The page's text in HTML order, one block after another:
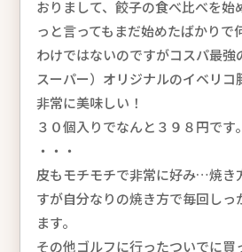
おりまして、餃子の食べ比べを始
っと言ってもまだ始めたばかりで
わけではないのですがコスパ最強
スーパー）オリジナルのイベリ
非常に美味しい！
３０個入りでなんと３９８円で
・・・
皮もモチモチで非常に好み…焼き
すが自分なりの焼き方で毎回しっ
ます。
その他ゴルフに行ったついでに買